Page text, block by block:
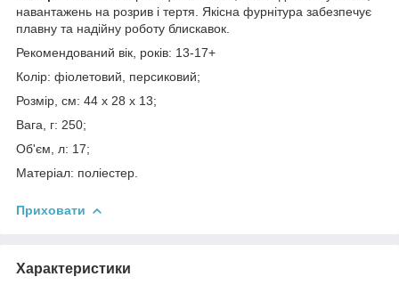
навантажень на розрив і тертя. Якісна фурнітура забезпечує
плавну та надійну роботу блискавок.
Рекомендований вік, років: 13-17+
Колір: фіолетовий, персиковий;
Розмір, см: 44 x 28 x 13;
Вага, г: 250;
Об'єм, л: 17;
Матеріал: поліестер.
Приховати
Характеристики